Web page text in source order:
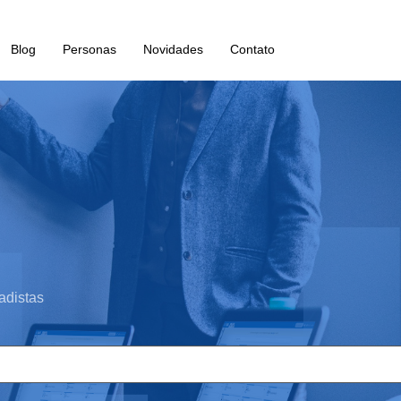
Blog Personas Novidades Contato